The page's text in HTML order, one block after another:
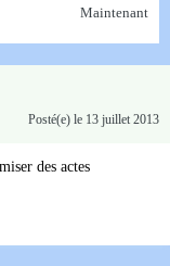
Maintenant
Posté(e) le 13 juillet 2013
des actes